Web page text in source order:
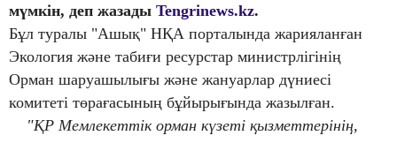
мүмкін, деп жазады Tengrinews.kz.
Бұл туралы "Ашық" НҚА порталында жарияланған
Экология және табиғи ресурстар министрлігінің
Орман шаруашылығы және жануарлар дүниесі
комитеті төрағасының бұйырығында жазылған.
"ҚР Мемлекеттік орман күзеті қызметтерінің,